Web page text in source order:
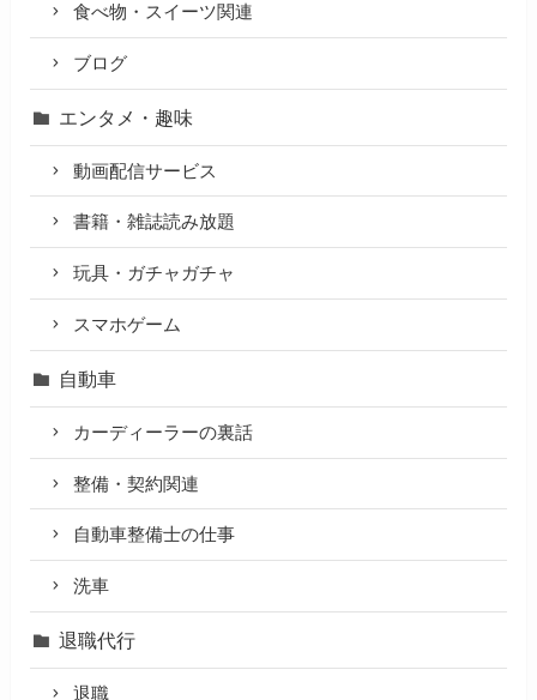
食べ物・スイーツ関連
ブログ
エンタメ・趣味
動画配信サービス
書籍・雑誌読み放題
玩具・ガチャガチャ
スマホゲーム
自動車
カーディーラーの裏話
整備・契約関連
自動車整備士の仕事
洗車
退職代行
退職